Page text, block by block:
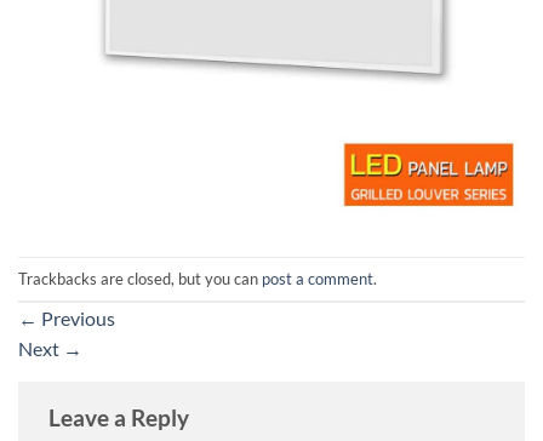
Trackbacks are closed, but you can post a comment.
← Previous
Next →
Leave a Reply